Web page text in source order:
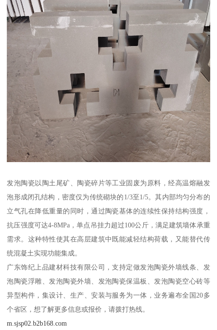
发泡陶瓷以陶土尾矿、陶瓷碎片等工业固废为原料，经高温熔融发
泡形成闭孔结构，密度仅为传统砌块的1/3至1/5。其内部均匀分布的
立气孔在降低重量的同时，通过陶瓷基体的连续性保持结构强度，
抗压强度可达4-8MPa，单点吊挂力超过100公斤，满足建筑墙体承重
需求。这种特性使其在高层建筑中既能减轻结构荷载，又能替代传
统混凝土实现功能集成。
广东饰纪上品建材科技有限公司，支持定做发泡陶瓷外墙线条、发
泡陶瓷浮雕、发泡陶瓷外墙、发泡陶瓷保温板、发泡陶瓷空心砖等
异型构件，集设计、生产、安装与服务为一体，业务遍布全国20多
个省区，想了解更多信息或报价，请拨打热线。
m.sjsp02.b2b168.com